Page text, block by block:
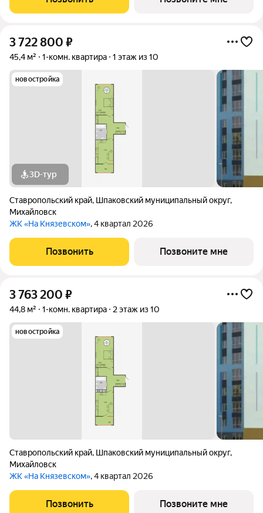
3 722 800 ₽
45,4 м² 1-комн. квартира 1 этаж из 10
новостройка
3D-тур
Ставропольский край, Шпаковский муниципальный округ,
Михайловск
ЖК «На Князевском», 4 квартал 2026
Позвонить Позвоните мне
3 763 200 ₽
44,8 м² 1-комн. квартира 2 этаж из 10
новостройка
Ставропольский край, Шпаковский муниципальный округ,
Михайловск
ЖК «На Князевском», 4 квартал 2026
Позвонить Позвоните мне